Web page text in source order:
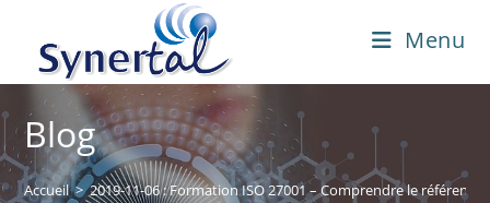
content
Menu
Blog
Accueil > 2019-11-06 : Formation ISO 27001 – Comprendre le